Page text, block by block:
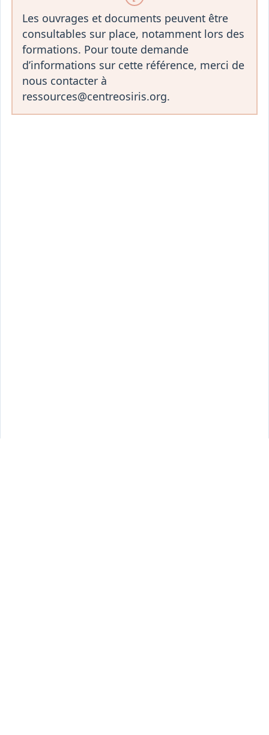
Les ouvrages et documents peuvent être
consultables sur place, notamment lors des
formations. Pour toute demande
d’informations sur cette référence, merci de
nous contacter à
ressources@centreosiris.org.